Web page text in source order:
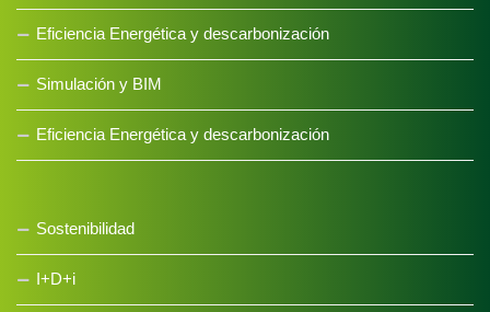
Eficiencia Energética y descarbonización
Simulación y BIM
Eficiencia Energética y descarbonización
Sostenibilidad
I+D+i